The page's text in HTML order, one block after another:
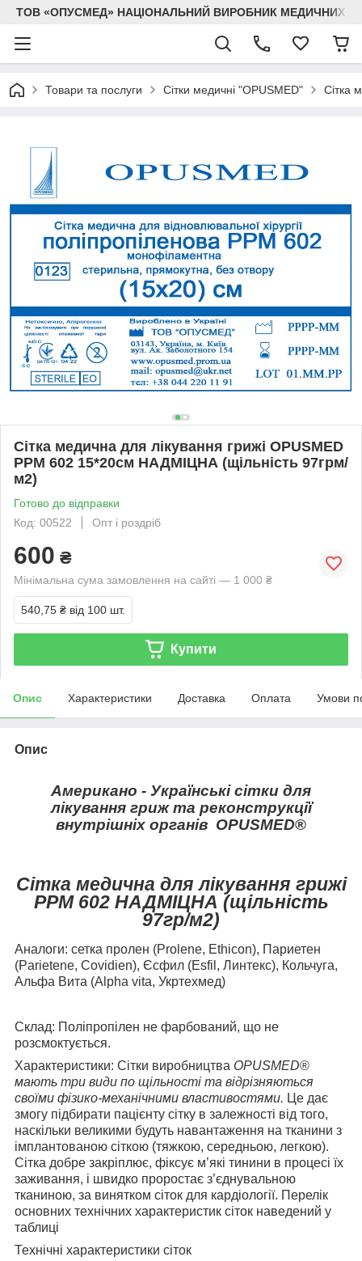
ТОВ «ОПУСМЕД» НАЦІОНАЛЬНИЙ ВИРОБНИК МЕДИЧНИХ
Товари та послуги Сітки медичні "OPUSMED" Сітка
Сітка медична для лікування грижі OPUSMED
РРМ 602 15*20см НАДМІЦНА (щільність 97грм/
м2)
Готово до відправки
Код: 00522
Опт і роздріб
600 ₴
Мінімальна сума замовлення на сайті — 1 000 ₴
540,75 ₴ від 100 шт.
Купити
Опис Характеристики Доставка Оплата Умови
Опис
Американо - Українські сітки для
лікування гриж та реконструкції
внутрішніх органів OPUSMED®
Cітка медична для лікування грижі
РРМ 602 НАДМІЦНА (щільність
97гр/м2)
Аналоги: сетка пролен (Prolene, Ethicon), Париетен
(Parietene, Covidien), Єсфил (Esfil, Линтекс), Кольчуга,
Альфа Вита (Alpha vita, Укртехмед)
Склад: Поліпропілен не фарбований, що не
розсмоктується.
Характеристики: Сітки виробництва OPUSMED®
мають три види по щільності та відрізняються
своїми фізико-механічними властивостями. Це дає
змогу підбирати пацієнту сітку в залежності від того,
наскільки великими будуть навантаження на тканини з
імплантованою сіткою (тяжкою, середньою, легкою).
Сітка добре закріплює, фіксує м’які тинини в процесі їх
заживання, і швидко проростає з’єднувальною
тканиною, за винятком сіток для кардіології. Перелік
основних технічних характеристик сіток наведений у
таблиці
Технічні характеристики сіток